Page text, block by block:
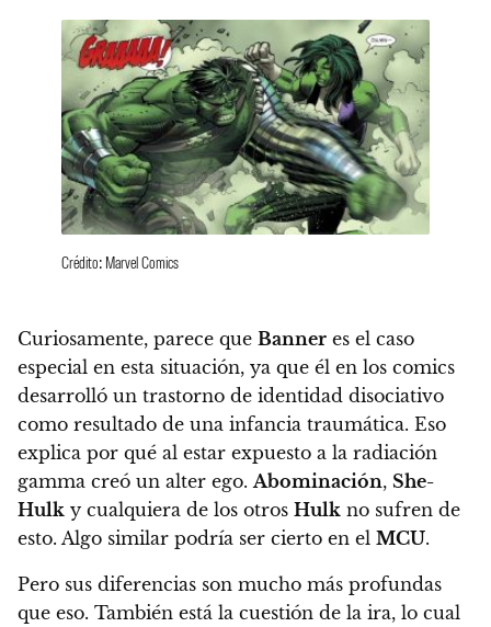
Crédito: Marvel Comics
Curiosamente, parece que Banner es el caso
especial en esta situación, ya que él en los comics
desarrolló un trastorno de identidad disociativo
como resultado de una infancia traumática. Eso
explica por qué al estar expuesto a la radiación
gamma creó un alter ego.Abominación, She-
Hulk y cualquiera de los otros Hulk no sufren de
esto. Algo similar podría ser cierto en el MCU.
Pero sus diferencias son mucho más profundas
que eso. También está la cuestión de la ira, lo cual